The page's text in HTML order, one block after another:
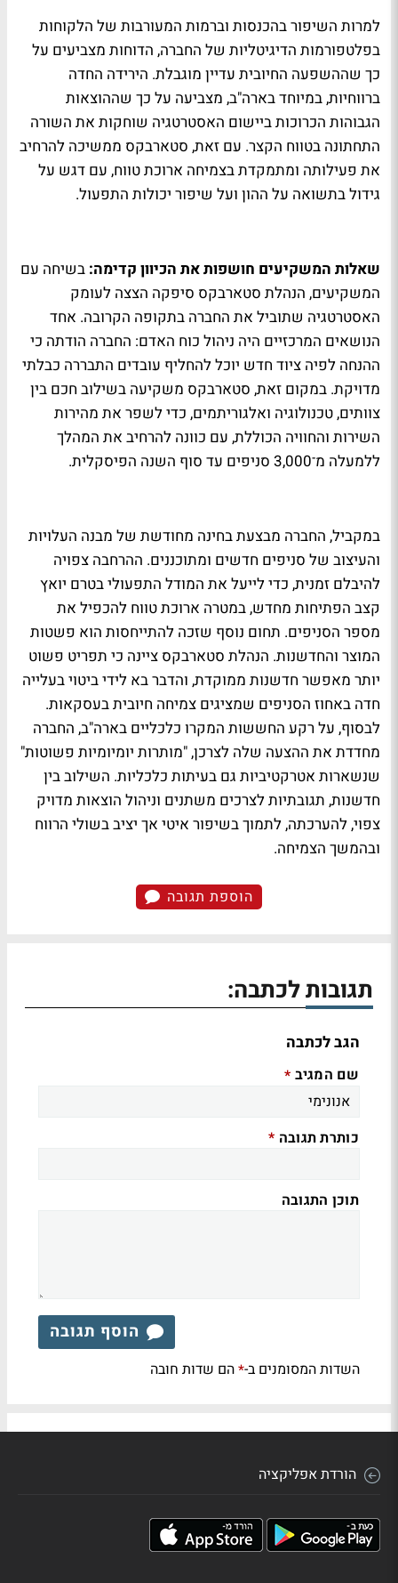
למרות השיפור בהכנסות וברמות המעורבות של הלקוחות
בפלטפורמות הדיגיטליות של החברה, הדוחות מצביעים על
כך שההשפעה החיובית עדיין מוגבלת. הירידה החדה
ברווחיות, במיוחד בארה"ב, מצביעה על כך שההוצאות
הגבוהות הכרוכות ביישום האסטרטגיה שוחקות את השורה
התחתונה בטווח הקצר. עם זאת, סטארבקס ממשיכה להרחיב
את פעילותה ומתמקדת בצמיחה ארוכת טווח, עם דגש על
גידול בתשואה על ההון ועל שיפור יכולות התפעול.
שאלות המשקיעים חושפות את הכיוון קדימה: בשיחה עם
המשקיעים, הנהלת סטארבקס סיפקה הצצה לעומק
האסטרטגיה שתוביל את החברה בתקופה הקרובה. אחד
הנושאים המרכזיים היה ניהול כוח האדם: החברה הודתה כי
ההנחה לפיה ציוד חדש יוכל להחליף עובדים התבררה כבלתי
מדויקת. במקום זאת, סטארבקס משקיעה בשילוב חכם בין
צוותים, טכנולוגיה ואלגוריתמים, כדי לשפר את מהירות
השירות והחוויה הכוללת, עם כוונה להרחיב את המהלך
ללמעלה מ־3,000 סניפים עד סוף השנה הפיסקלית.
במקביל, החברה מבצעת בחינה מחודשת של מבנה העלויות
והעיצוב של סניפים חדשים ומתוכננים. ההרחבה צפויה
להיבלם זמנית, כדי לייעל את המודל התפעולי בטרם יואץ
קצב הפתיחות מחדש, במטרה ארוכת טווח להכפיל את
מספר הסניפים. תחום נוסף שזכה להתייחסות הוא פשטות
המוצר והחדשנות. הנהלת סטארבקס ציינה כי תפריט פשוט
יותר מאפשר חדשנות ממוקדת, והדבר בא לידי ביטוי בעלייה
חדה באחוז הסניפים שמציגים צמיחה חיובית בעסקאות.
לבסוף, על רקע החששות המקרו כלכליים בארה"ב, החברה
מחדדת את ההצעה שלה לצרכן, "מותרות יומיומיות פשוטות"
שנשארות אטרקטיביות גם בעיתות כלכליות. השילוב בין
חדשנות, תגובתיות לצרכים משתנים וניהול הוצאות מדויק
צפוי, להערכתה, לתמוך בשיפור איטי אך יציב בשולי הרווח
ובהמשך הצמיחה.
הוספת תגובה
תגובות לכתבה:
הגב לכתבה
שם המגיב *
כותרת תגובה *
תוכן התגובה
הוסף תגובה
השדות המסומנים ב-*הם שדות חובה
הורדת אפליקציה